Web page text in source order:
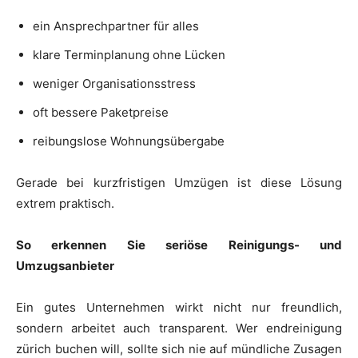
ein Ansprechpartner für alles
klare Terminplanung ohne Lücken
weniger Organisationsstress
oft bessere Paketpreise
reibungslose Wohnungsübergabe
Gerade bei kurzfristigen Umzügen ist diese Lösung
extrem praktisch.
So erkennen Sie seriöse Reinigungs- und
Umzugsanbieter
Ein gutes Unternehmen wirkt nicht nur freundlich,
sondern arbeitet auch transparent. Wer endreinigung
zürich buchen will, sollte sich nie auf mündliche Zusagen